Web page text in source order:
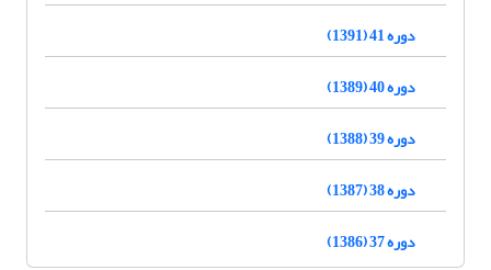
دوره 41 (1391)
دوره 40 (1389)
دوره 39 (1388)
دوره 38 (1387)
دوره 37 (1386)